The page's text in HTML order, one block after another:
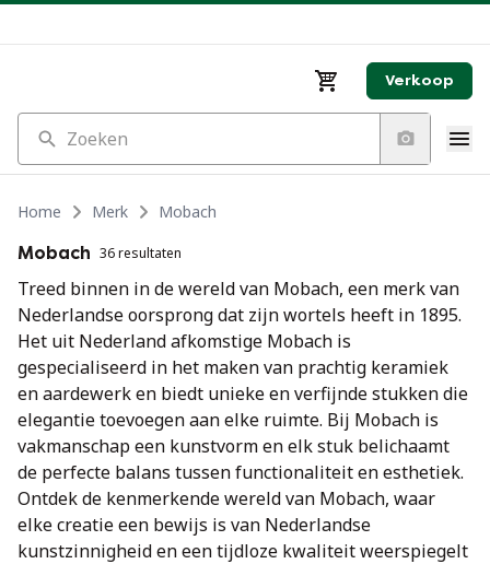
Verkoop
Zoeken
Home Merk
Mobach
Mobach 36 resultaten
Treed binnen in de wereld van Mobach, een merk van
Nederlandse oorsprong dat zijn wortels heeft in 1895.
Het uit Nederland afkomstige Mobach is
gespecialiseerd in het maken van prachtig keramiek
en aardewerk en biedt unieke en verfijnde stukken die
elegantie toevoegen aan elke ruimte. Bij Mobach is
vakmanschap een kunstvorm en elk stuk belichaamt
de perfecte balans tussen functionaliteit en esthetiek.
Ontdek de kenmerkende wereld van Mobach, waar
elke creatie een bewijs is van Nederlandse
kunstzinnigheid en een tijdloze kwaliteit weerspiegelt